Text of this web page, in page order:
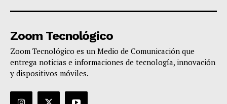
Zoom Tecnológico
Zoom Tecnológico es un Medio de Comunicación que
entrega noticias e informaciones de tecnología, innovación
y dispositivos móviles.